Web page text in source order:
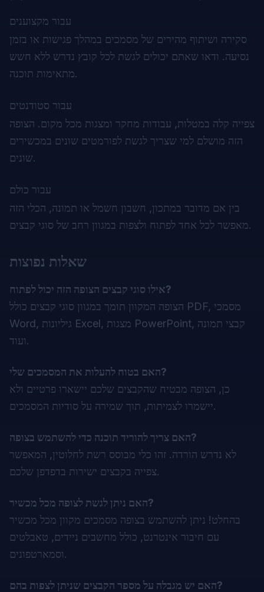
עבור מקצוענים
סקירה ושיתוף מהירים של מסמכים במהלך פגישות או בזמן
נסיעה. ודאו שאתם יכולים לגשת לכל קובץ נדרש ללא חשש
מתאימות תוכנה.
עבור סטודנטים
צפייה קלה במטלות, עבודות מחקר ומצגות מכל מקום. הצופה
הזה מושלם למי שצריך לגשת לפורמטים שונים במכשירים
שונים.
עבור כולם
בין אם מדובר במתכון, חשבון חשמל או תמונה, הכלי הזה
מאפשר לכל אחד לפתוח ולצפות במגוון רחב של סוגי קבצים.
שאלות נפוצות
אילו סוגי קבצים הצופה הזה יכול לפתוח?
הצופה המקוון תומך במגוון סוגי קבצים כולל PDF, מסמכי
Word, גיליונות Excel, מצגות PowerPoint, קבצי תמונה
ועוד.
האם בטוח להעלות את המסמכים שלי?
כן, הצופה מבטיח שהקבצים שלכם יישארו פרטיים ולא
יישמרו לצמיתות, תוך שמירה על סודיות המסמכים.
האם צריך להוריד תוכנה כדי להשתמש בצופה?
לא נדרש הורדה. זהו כלי מבוסס רשת לחלוטין, המאפשר
צפייה בקבצים ישירות בדפדפן שלכם.
האם ניתן לגשת לצופה מכל מכשיר?
בהחלט! ניתן להשתמש בצופה מסמכים מקוון מכל מכשיר
עם חיבור אינטרנט, כולל מחשבים ניידים, טאבלטים
וסמארטפונים.
האם יש מגבלה על מספר הקבצים שניתן לצפות בהם?